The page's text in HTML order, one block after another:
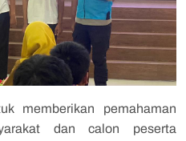
memberikan pemahaman
dan calon peserta